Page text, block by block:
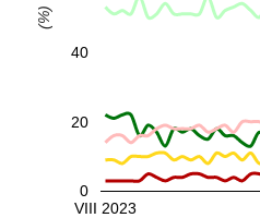
VIII 2023
0
20
40
(%)